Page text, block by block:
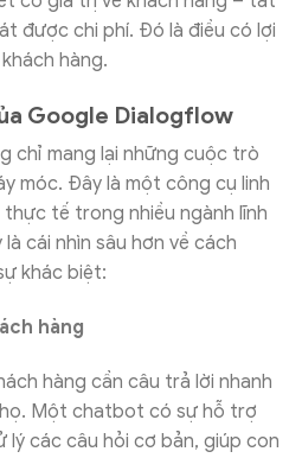
được chi phí. Đó là điều có lợi
hàng.
Google Dialogflow
chỉ mang lại những cuộc trò
móc. Đây là một công cụ linh
tế trong nhiều ngành lĩnh
cái nhìn sâu hơn về cách
khác biệt:
hàng
hàng cần câu trả lời nhanh
Một chatbot có sự hỗ trợ
các câu hỏi cơ bản, giúp con